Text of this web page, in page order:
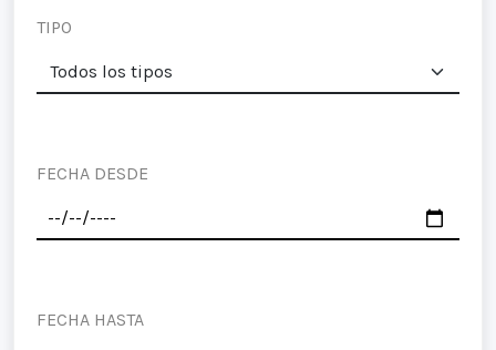
TIPO
FECHA DESDE
FECHA HASTA